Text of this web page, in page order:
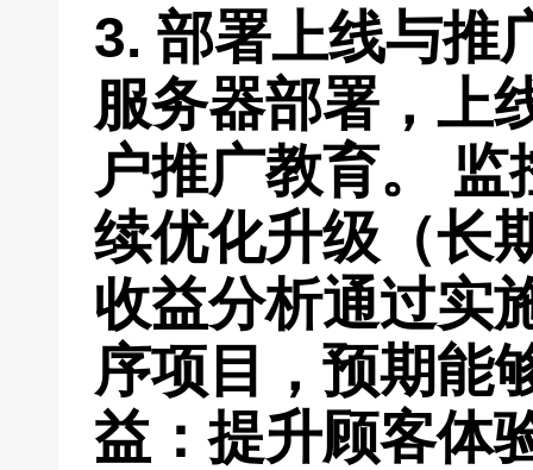
3. 部署上线与推
服务器部署，上
户推广教育。
续优化升级（长
收益分析通过实
序项目，预期能
益：提升顾客体